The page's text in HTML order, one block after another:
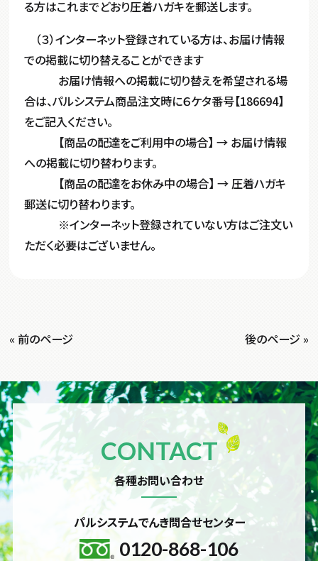
る方はこれまでどおり圧着ハガキを郵送します。
（３）インターネット登録されている方は、お届け情報
での掲載に切り替えることができます
お届け情報への掲載に切り替えを希望される場
合は、パルシステム商品注文時に６ケタ番号【186694】
をご記入ください。
【商品の配達をご利用中の場合】 → お届け情報
への掲載に切り替わります。
【商品の配達をお休み中の場合】 → 圧着ハガキ
郵送に切り替わります。
※インターネット登録されていない方はご注文い
ただく必要はございません。
« 前のページ 後のページ »
CONTACT
各種お問い合わせ
パルシステムでんき問合せセンター
0120-868-106